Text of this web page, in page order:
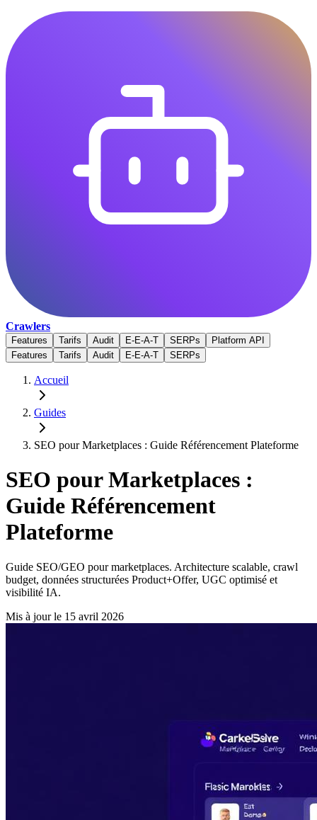
Crawlers
Features Tarifs Audit E-E-A-T SERPs
Platform API
Features
Tarifs Audit E-E-A-T SERPs
Accueil
Guides
SEO pour Marketplaces : Guide Référencement Plateforme
SEO pour Marketplaces :
Guide Référencement
Plateforme
Guide SEO/GEO pour marketplaces. Architecture scalable, crawl
budget, données structurées Product+Offer, UGC optimisé et
visibilité IA.
Mis à jour le 15 avril 2026